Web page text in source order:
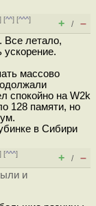
] [^^] [^^^]
+ / –
Все летало,
ускорение.
массово
спокойно на W2k
128 памяти, но
в Сибири
] [^^^]
+ / –
и